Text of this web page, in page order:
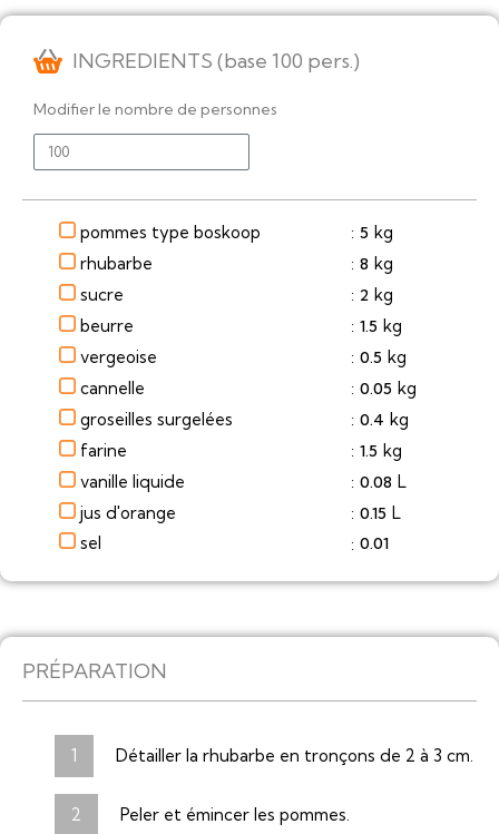
INGREDIENTS (base 100 pers.)
Modifier le nombre de personnes
pommes type boskoop : 5 kg
rhubarbe
: 8 kg
sucre
: 2 kg
beurre
: 1.5 kg
vergeoise
: 0.5 kg
cannelle
: 0.05 kg
groseilles surgelées
: 0.4 kg
farine
: 1.5 kg
vanille liquide
: 0.08 L
jus d'orange
: 0.15 L
sel
: 0.01
PRÉPARATION
Détailler la rhubarbe en tronçons de 2 à 3 cm.
Peler et émincer les pommes.